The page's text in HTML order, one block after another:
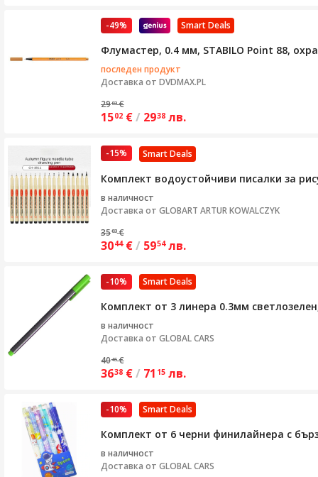
Smart Deals
-49%
Флумастер, 0.4 мм, STABILO Point 88,
последен продукт
Доставка от DVDMAX.PL
2983 €
1502 €/ 2938 лв.
Smart Deals
-15%
Комплект водоустойчиви писалки за
в наличност
Доставка от GLOBART ARTUR KOWALCZYK
3583 €
3044 €/ 5954 лв.
Smart Deals
-10%
Комплект от 3 линера 0.3мм
в наличност
Доставка от GLOBAL CARS
4045 €
3638 €/ 71 15 лв.
Smart Deals
-10%
Комплект от 6 черни финилайнера с
в наличност
Доставка от GLOBAL CARS